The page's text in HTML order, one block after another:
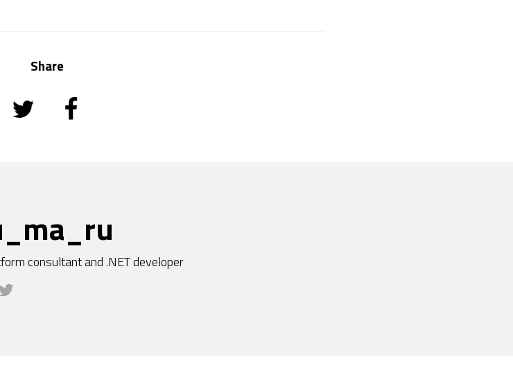
Share
consultant and .NET developer